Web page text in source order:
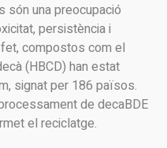
són una preocupació
persistència i
compostos com el
(HBCD) han estat
signat per 186 països.
de decaBDE
el reciclatge.